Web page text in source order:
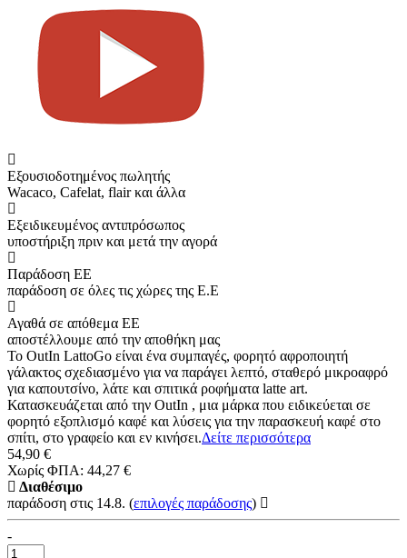
Εξουσιοδοτημένος πωλητής
Wacaco, Cafelat, flair και άλλα
Εξειδικευμένος αντιπρόσωπος
υποστήριξη πριν και μετά την αγορά
Παράδοση ΕΕ
παράδοση σε όλες τις χώρες της Ε.Ε
Αγαθά σε απόθεμα ΕΕ
αποστέλλουμε από την αποθήκη μας
Το OutIn LattoGo είναι ένα συμπαγές, φορητό αφροποιητή
γάλακτος σχεδιασμένο για να παράγει λεπτό, σταθερό μικροαφρό
για καπουτσίνο, λάτε και σπιτικά ροφήματα latte art.
Κατασκευάζεται από την OutIn , μια μάρκα που ειδικεύεται σε
φορητό εξοπλισμό καφέ και λύσεις για την παρασκευή καφέ στο
σπίτι, στο γραφείο και εν κινήσει.Δείτε περισσότερα
54,90 €
Χωρίς ΦΠΑ: 44,27 €
Διαθέσιμο
παράδοση στις 14.8. (επιλογές παράδοσης)
-